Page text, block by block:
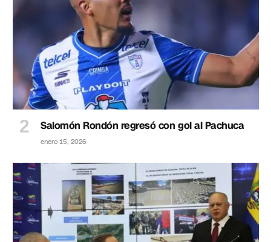
Salomón Rondón regresó con gol al Pachuca
enero 15, 2026